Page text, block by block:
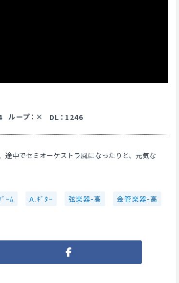
ループ ： DL ： 1246
途中でセミオーケストラ風になったりと、元気な
ﾞｰﾑ A.ｷﾞﾀｰ 弦楽器-高 金管楽器-高